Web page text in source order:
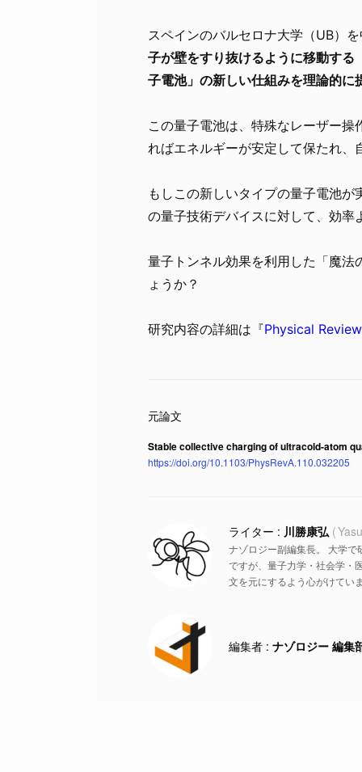
スペインのバルセロナ大学（UB）
子が壁をすり抜けるように移動す
子電池」の新しい仕組みを理論的に
この量子電池は、特殊なレーザー
ればエネルギーが安定して保たれ
もしこの新しいタイプの量子電池
の量子技術デバイスに対して、効
量子トンネル効果を利用した「魔
ょうか？
研究内容の詳細は『Physical
Stable collective charging of ultracold-atom
https://doi.org/10.1103/PhysRevA.110.032205
川勝康弘
ナゾロジー副編集長。 大学
ですが、量子力学・社会学・
文を元にするよう心がけてい
ナゾロジー 編集